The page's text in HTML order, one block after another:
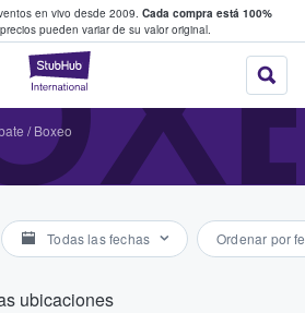
en vivo desde 2009. Cada compra está 100%
pueden variar de su valor original.
StubHub: donde
y venden boletos
/ Boxeo
Todas las fechas Ordenar por
ubicaciones